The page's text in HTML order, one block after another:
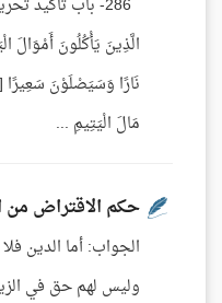
286- باب تأكيد
الَّذِينَ يَأْكُلُونَ أَمْوَالَ
مَالَ الْيَتِيمِ ...
حكم الاقتراض من
الجواب: أما الدين
وليس لهم حق في